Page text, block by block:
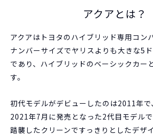
アクアとは？
アクアはトヨタのハイブリッド専用コン
ナンバーサイズでヤリスよりも大きな5
であり、ハイブリッドのベーシックカー
す。
初代モデルがデビューしたのは2011年
2021年7月に発売となった2代目モデル
踏襲したクリーンですっきりとしたデザ